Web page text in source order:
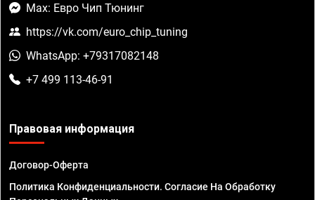
Max: Евро Чип Тюнинг
https://vk.com/euro_chip_tuning
WhatsApp: +79317082148
+7 499 113-46-91
Правовая информация
Договор-Оферта
Политика Конфиденциальности. Согласие На Обработку